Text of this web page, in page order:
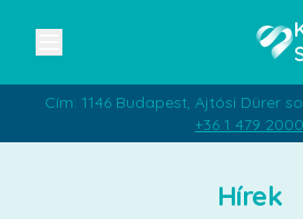
Cím: 1146 Budapest, Ajtósi Dürer
+36 1 479 2000
Hírek